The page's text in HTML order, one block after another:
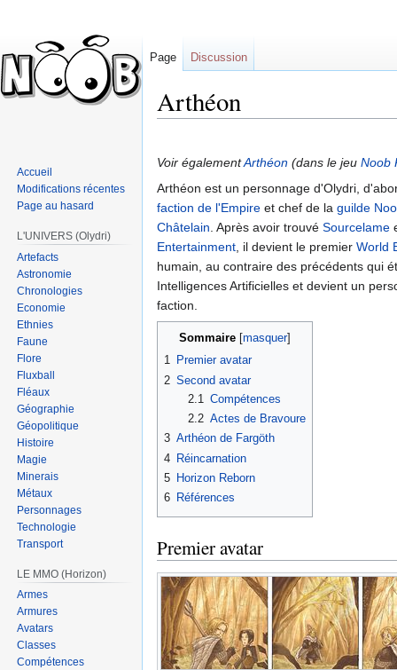
Arthéon
à
la
navigation
à
la
recherche
Voir égalementArthéon (dans le jeu Noob
Arthéon est un personnage d'Olydri,
faction de l'Empire et chef de la guilde
Châtelain. Après avoir trouvé Sourcelame
Entertainment, il devient le premier World
humain, au contraire des précédents qui
Intelligences Artificielles et devient un
faction.
Sommaire
1 Premier avatar
2 Second avatar
2.1
Compétences
2.2 Actes de Bravoure
3 Arthéon de Fargöth
4 Réincarnation
5 Horizon Reborn
6 Références
Premier avatar
Page Discussion
Accueil
Modifications récentes
Page au hasard
L'UNIVERS (Olydri)
Artefacts
Astronomie
Chronologies
Economie
Ethnies
Faune
Flore
Fluxball
Fléaux
Géographie
Géopolitique
Histoire
Magie
Minerais
Métaux
Personnages
Technologie
Transport
LE MMO (Horizon)
Armes
Armures
Avatars
Classes
Compétences